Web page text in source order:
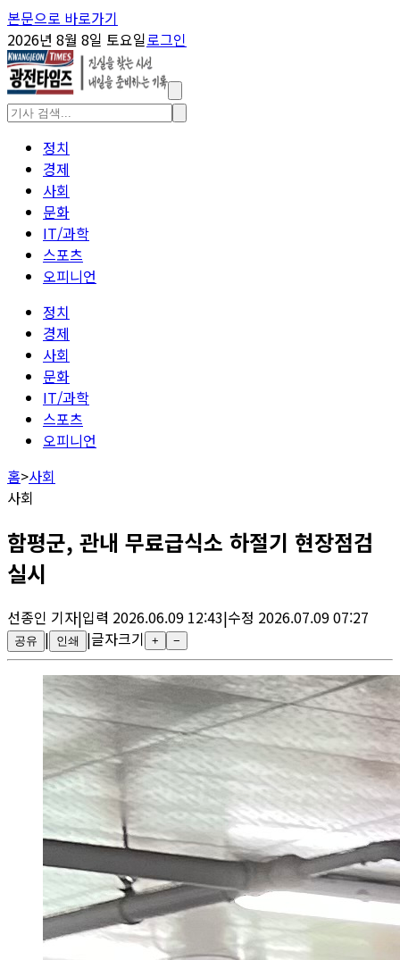
본문으로 바로가기
2026년 8월 8일 토요일로그인
정치
경제
사회
문화
IT/과학
스포츠
오피니언
정치
경제
사회
문화
IT/과학
스포츠
오피니언
홈>사회
사회
함평군, 관내 무료급식소 하절기 현장점검
실시
선종인 기자|입력 2026.06.09 12:43|수정 2026.07.09 07:27
공유 | 인쇄 |글자크기 + −